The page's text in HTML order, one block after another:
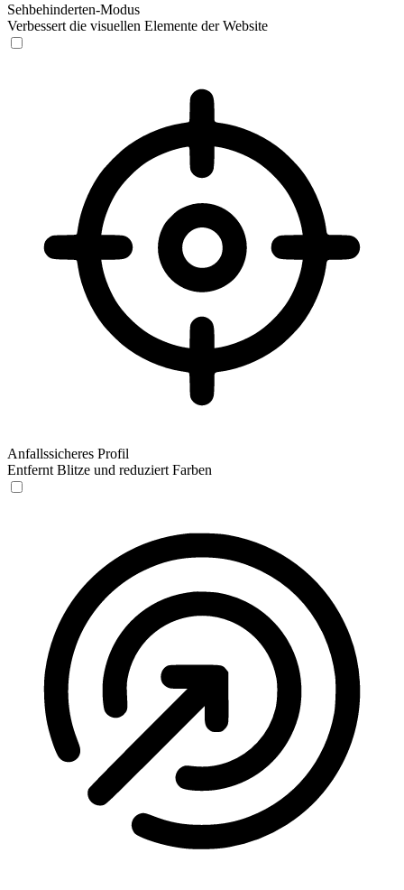
Sehbehinderten-Modus
Verbessert die visuellen Elemente der Website
Anfallssicheres Profil
Entfernt Blitze und reduziert Farben